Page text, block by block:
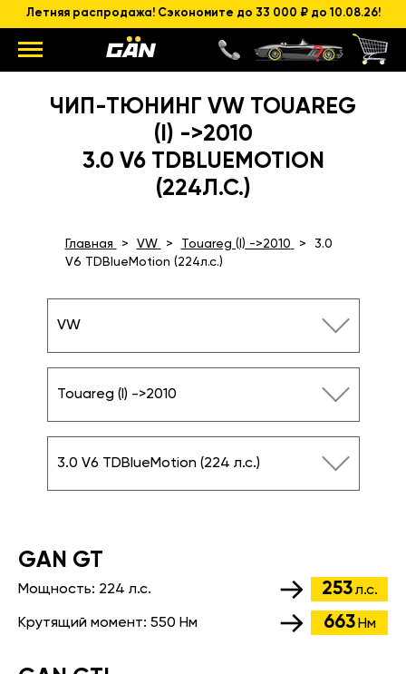
Летняя распродажа! Сэкономите до 33 000 ₽ до 10.08.26!
ЧИП-ТЮНИНГ VW TOUAREG
(I) ->2010
3.0 V6 TDBLUEMOTION
(224Л.С.)
Главная VW Touareg (I) ->2010
3.0
V6 TDBlueMotion (224л.с.)
VW
Touareg (I) ->2010
3.0 V6 TDBlueMotion (224 л.с.)
GАN GT
Мощность: 224 л.с. 253 л.с.
Крутящий момент: 550 Нм 663 Нм